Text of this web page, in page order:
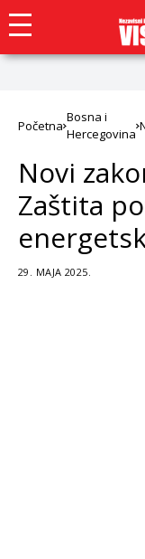
Početna
Bosna i
Hercegovina
Novi
Zaštita
29. MAJA 2025.